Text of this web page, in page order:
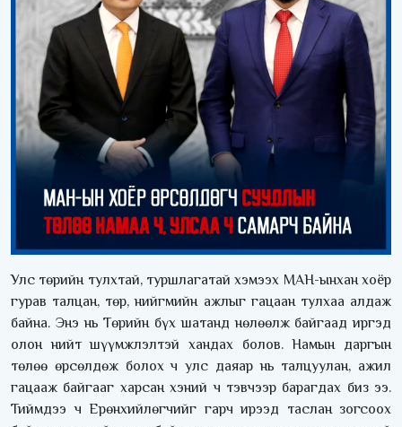
Улс төрийн тулхтай, туршлагатай хэмээх МАН-ынхан хоёр
гурав талцан, төр, нийгмийн ажлыг гацаан тулхаа алдаж
байна. Энэ нь Төрийн бүх шатанд нөлөөлж байгаад иргэд
олон нийт шүүмжлэлтэй хандах болов. Намын даргын
төлөө өрсөлдөж болох ч улс даяар нь талцуулан, ажил
гацааж байгааг харсан хэний ч тэвчээр барагдах биз ээ.
Тиймдээ ч Ерөнхийлөгчийг гарч ирээд таслан зогсоох